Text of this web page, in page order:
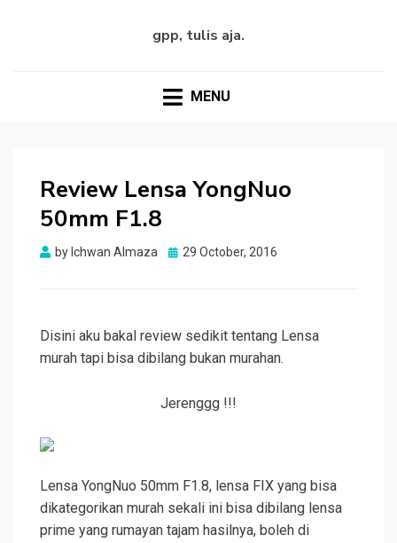
gpp, tulis aja.
MENU
Review Lensa YongNuo
50mm F1.8
by Ichwan Almaza
Posted
29 October, 2016
Disini aku bakal review sedikit tentang Lensa
murah tapi bisa dibilang bukan murahan.
Jerenggg !!!
Lensa YongNuo 50mm F1.8, lensa FIX yang bisa
dikategorikan murah sekali ini bisa dibilang lensa
prime yang rumayan tajam hasilnya, boleh di